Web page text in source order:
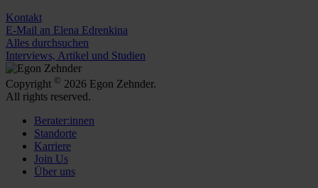
Kontakt
E-Mail an Elena Edrenkina
Alles durchsuchen
Interviews, Artikel und Studien
Copyright © 2026 Egon Zehnder.
All rights reserved.
Berater:innen
Standorte
Karriere
Join Us
Über uns